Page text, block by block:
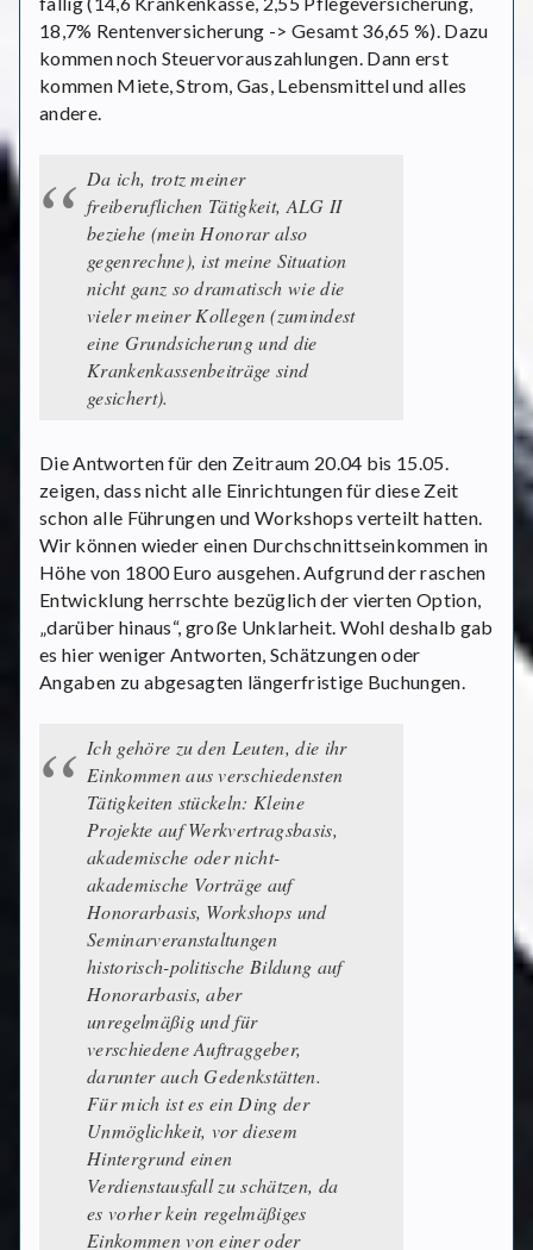
18,7% Rentenversicherung -> Gesamt 36,65 %). Dazu
kommen noch Steuervorauszahlungen. Dann erst
kommen Miete, Strom, Gas, Lebensmittel und alles
andere.
Da ich, trotz meiner
freiberuflichen Tätigkeit, ALG II
beziehe (mein Honorar also
gegenrechne), ist meine Situation
nicht ganz so dramatisch wie die
vieler meiner Kollegen (zumindest
eine Grundsicherung und die
Krankenkassenbeiträge sind
gesichert).
Die Antworten für den Zeitraum 20.04 bis 15.05.
zeigen, dass nicht alle Einrichtungen für diese Zeit
schon alle Führungen und Workshops verteilt hatten.
Wir können wieder einen Durchschnittseinkommen in
Höhe von 1800 Euro ausgehen. Aufgrund der raschen
Entwicklung herrschte bezüglich der vierten Option,
„darüber hinaus“, große Unklarheit. Wohl deshalb gab
es hier weniger Antworten, Schätzungen oder
Angaben zu abgesagten längerfristige Buchungen.
Ich gehöre zu den Leuten, die ihr
Einkommen aus verschiedensten
Tätigkeiten stückeln: Kleine
Projekte auf Werkvertragsbasis,
akademische oder nicht-
akademische Vorträge auf
Honorarbasis, Workshops und
Seminarveranstaltungen
historisch-politische Bildung auf
Honorarbasis, aber
unregelmäßig und für
verschiedene Auftraggeber,
darunter auch Gedenkstätten.
Für mich ist es ein Ding der
Unmöglichkeit, vor diesem
Hintergrund einen
Verdienstausfall zu schätzen, da
es vorher kein regelmäßiges
Einkommen von einer oder